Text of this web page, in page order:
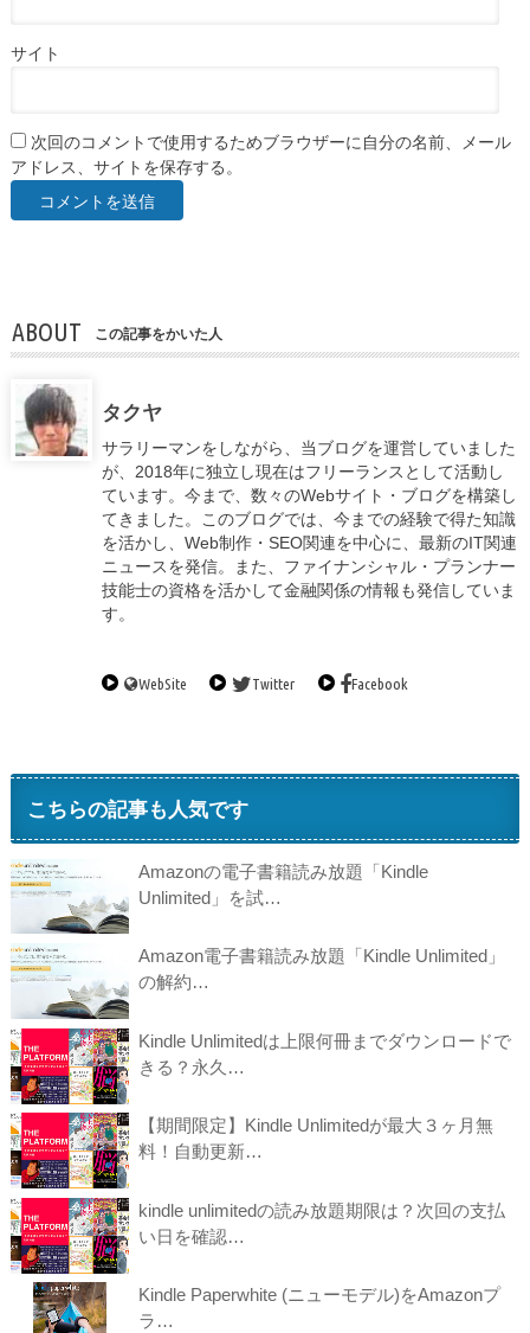
サイト
次回のコメントで使用するためブラウザーに自分の名前、メール
アドレス、サイトを保存する。
ABOUT この記事をかいた人
タクヤ
サラリーマンをしながら、当ブログを運営していました
が、2018年に独立し現在はフリーランスとして活動し
ています。今まで、数々のWebサイト・ブログを構築し
てきました。このブログでは、今までの経験で得た知識
を活かし、Web制作・SEO関連を中心に、最新のIT関連
ニュースを発信。また、ファイナンシャル・プランナー
技能士の資格を活かして金融関係の情報も発信していま
す。
WebSite Twitter Facebook
こちらの記事も人気です
Amazonの電子書籍読み放題「Kindle
Unlimited」を試…
Amazon電子書籍読み放題「Kindle Unlimited」
の解約…
Kindle Unlimitedは上限何冊までダウンロードで
きる？永久…
【期間限定】Kindle Unlimitedが最大３ヶ月無
料！自動更新…
kindle unlimitedの読み放題期限は？次回の支払
い日を確認…
Kindle Paperwhite (ニューモデル)をAmazonプ
ラ…